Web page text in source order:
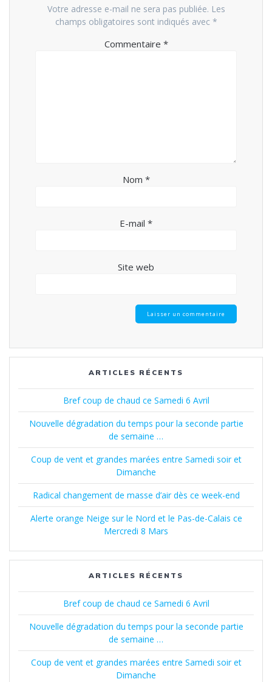
Votre adresse e-mail ne sera pas publiée. Les
champs obligatoires sont indiqués avec *
Commentaire *
Nom *
E-mail *
Site web
ARTICLES RÉCENTS
Bref coup de chaud ce Samedi 6 Avril
Nouvelle dégradation du temps pour la seconde partie
de semaine …
Coup de vent et grandes marées entre Samedi soir et
Dimanche
Radical changement de masse d’air dès ce week-end
Alerte orange Neige sur le Nord et le Pas-de-Calais ce
Mercredi 8 Mars
ARTICLES RÉCENTS
Bref coup de chaud ce Samedi 6 Avril
Nouvelle dégradation du temps pour la seconde partie
de semaine …
Coup de vent et grandes marées entre Samedi soir et
Dimanche